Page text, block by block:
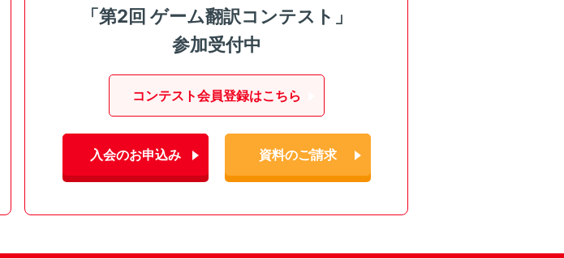
「第2回 ゲーム翻訳コンテスト」
参加受付中
コンテスト会員登録はこちら
入会のお申込み 資料のご請求